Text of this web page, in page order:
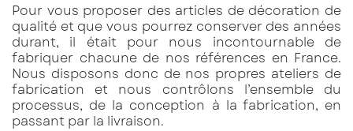
Pour vous proposer des articles de décoration de
qualité et que vous pourrez conserver des années
durant, il était pour nous incontournable de
fabriquer chacune de nos références en France.
Nous disposons donc de nos propres ateliers de
fabrication et nous contrôlons l’ensemble du
processus, de la conception à la fabrication, en
passant par la livraison.